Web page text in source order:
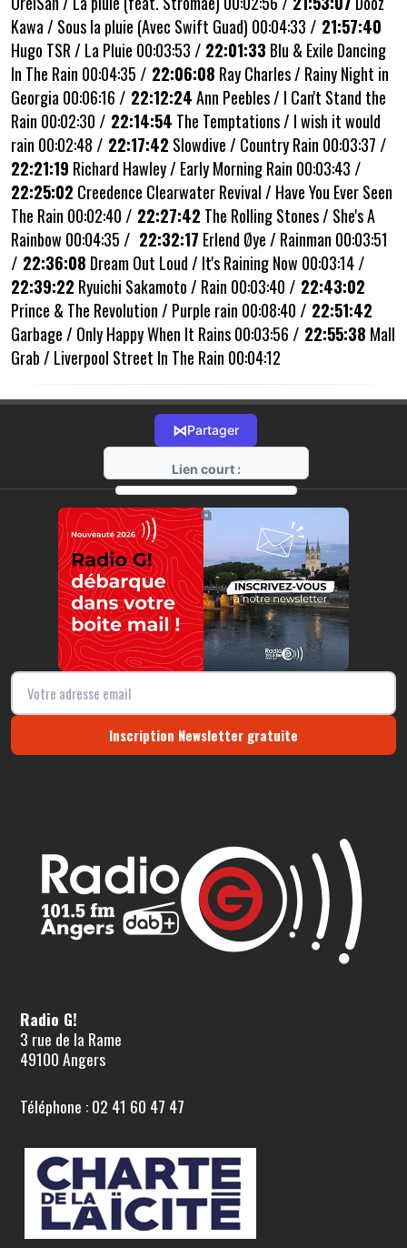
Kawa / Sous la pluie (Avec Swift Guad) 00:04:33 / 21:57:40
Hugo TSR / La Pluie 00:03:53 / 22:01:33 Blu & Exile Dancing
In The Rain 00:04:35 / 22:06:08 Ray Charles / Rainy Night in
Georgia 00:06:16 / 22:12:24Ann Peebles / I Can't Stand the
Rain 00:02:30 / 22:14:54 The Temptations / I wish it would
rain 00:02:48 / 22:17:42 Slowdive / Country Rain 00:03:37 /
22:21:19 Richard Hawley / Early Morning Rain 00:03:43 /
22:25:02 Creedence Clearwater Revival / Have You Ever Seen
The Rain 00:02:40 / 22:27:42 The Rolling Stones / She's A
Rainbow 00:04:35 / 22:32:17 Erlend Øye / Rainman 00:03:51
/ 22:36:08 Dream Out Loud / It's Raining Now 00:03:14/
22:39:22 Ryuichi Sakamoto / Rain 00:03:40 / 22:43:02
Prince & The Revolution / Purple rain 00:08:40 / 22:51:42
Garbage / Only Happy When It Rains 00:03:56 / 22:55:38 Mall
Grab / Liverpool Street In The Rain 00:04:12
⋈Partager
Lien court :
https://radio-g.fr?14255
⧉
Inscription Newsletter gratuite
Radio G!
3 rue de la Rame
49100 Angers
Téléphone : 02 41 60 47 47